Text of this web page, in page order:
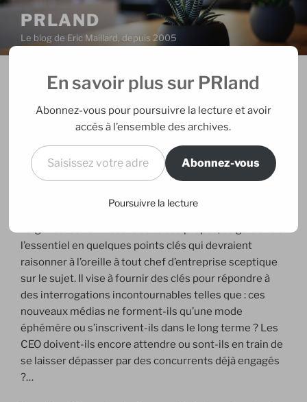
Aller
contenu
principal
PRLAND
Le blog de Eric Maillard, depuis 2005
PUBLIÉ
05/12/2005PARERIC
Guide des nouveaux médias pour
CEO à convaincre
Dans la troisième édition de son magazinequi vient de
paraître, le cabinet de recherche en technologie
Forrester Research propose The Skeptical CEO’s Guide
l’essentiel en quelques points clés qui devraient
raisonner à l’oreille à tout chef d’entreprise sceptique
sur le sujet. Il vise à fournir des clés pour répondre à
des interrogations incontournables telles que : ces
nouveaux médias ne forment-ils qu’une mode
éphémère ou s’inscrivent-ils dans le long terme ? Les
CEO doivent-ils encore attendre ou sont-ils en train de
se laisser dépasser par des concurrents déjà engagés
?…
En savoir plus sur PRland
Abonnez-vous pour poursuivre la lecture et avoir
accès à l’ensemble des archives.
Saisissez votre adresse e-mail…
Abonnez-vous
Poursuivre la lecture